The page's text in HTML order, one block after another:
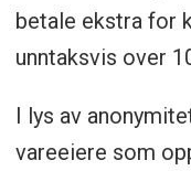
betale ekstra for
unntaksvis over
I lys av
vareeiere som